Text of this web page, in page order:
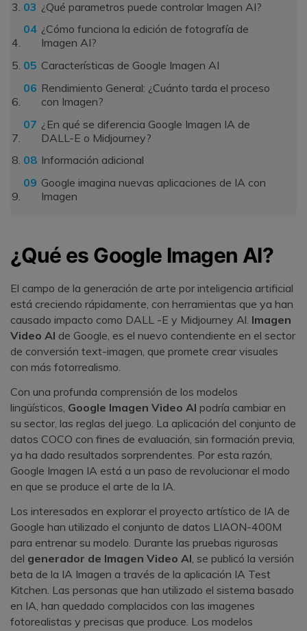
¿Qué parametros puede controlar Imagen AI?
¿Cómo funciona la edición de fotografía de
Imagen AI?
Características de Google Imagen AI
Rendimiento General: ¿Cuánto tarda el proceso
con Imagen?
󠀰¿En qué se diferencia Google Imagen IA de
DALL-E o Midjourney?󠀲󠀡󠀠󠀦󠀣󠀩󠀢󠀦󠀨󠀳
Información adicional
Google imagina nuevas aplicaciones de IA con
Imagen󠀲󠀡󠀠󠀦󠀣󠀩󠀢󠀧󠀠󠀳
¿Qué es Google Imagen AI?
El campo de la generación de arte por inteligencia artificial
está creciendo rápidamente, con herramientas que ya han
causado impacto como DALL -E y Midjourney Al. Imagen
Video AI de Google, es el nuevo contendiente en el sector
de conversión text-imagen, que promete crear visuales
con más fotorrealismo.
Con una profunda comprensión de los modelos
lingüísticos, Google Imagen Video AI podría cambiar en
su sector, las reglas del juego. La aplicación del conjunto de
datos COCO con fines de evaluación, sin formación previa,
ya ha dado resultados sorprendentes.󠀲󠀡󠀠󠀦󠀣󠀩󠀢󠀧󠀥󠀳󠀰 Por esta razón,
Google Imagen IA está a un paso de revolucionar el modo
en que se produce el arte de la IA.󠀲󠀡󠀠󠀦󠀣󠀩󠀢󠀧󠀦󠀳
Los interesados en explorar el proyecto artístico de IA de
Google han utilizado el conjunto de datos LIAON-400M
para entrenar su modelo.󠀲󠀡󠀠󠀦󠀣󠀩󠀢󠀧󠀧󠀳󠀰 Durante las pruebas rigurosas
del generador de Imagen Video AI , se publicó la versión
beta de la IA Imagen a través de la aplicación IA Test
Kitchen.󠀲󠀡󠀠󠀦󠀣󠀩󠀢󠀧󠀨󠀳󠀰 Las personas que han utilizado el sistema basado
en IA, han quedado complacidos con las imagenes
fotorealistas y precisas que produce. Los modelos